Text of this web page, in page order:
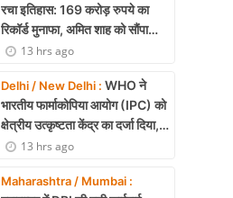
रचा इतिहास: 169 करोड़ रुपये का
रिकॉर्ड मुनाफा, अमित शाह को सौंपा
22.90 करोड़ का लाभांश
13 hrs ago
Delhi / New Delhi : WHO ने
भारतीय फार्माकोपिया आयोग (IPC) को
क्षेत्रीय उत्कृष्टता केंद्र का दर्जा दिया,
दक्षिण-पूर्व एशिया में भारत की बड़ी
13 hrs ago
Maharashtra / Mumbai :